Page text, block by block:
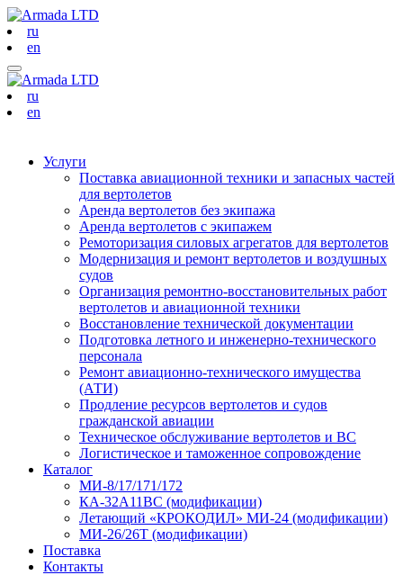
ru
en
ru
en
Услуги
Поставка авиационной техники и запасных частей
для вертолетов
Аренда вертолетов без экипажа
Аренда вертолетов с экипажем
Ремоторизация силовых агрегатов для вертолетов
Модернизация и ремонт вертолетов и воздушных
судов
Организация ремонтно-восстановительных работ
вертолетов и авиационной техники
Восстановление технической документации
Подготовка летного и инженерно-технического
персонала
Ремонт авиационно-технического имущества
(АТИ)
Продление ресурсов вертолетов и судов
гражданской авиации
Техническое обслуживание вертолетов и ВС
Логистическое и таможенное сопровождение
Каталог
МИ-8/17/171/172
КА-32А11ВС (модификации)
Летающий «КРОКОДИЛ» МИ-24 (модификации)
МИ-26/26Т (модификации)
Поставка
Контакты